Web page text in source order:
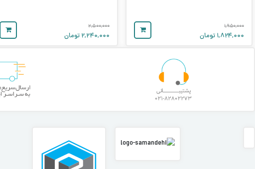
۱,۹۵۰,۰۰۰
۱,۸۲۴,۰۰۰ تومان
۲,۵۰۰,۰۰۰
۲,۲۴۰,۰۰۰ تومان